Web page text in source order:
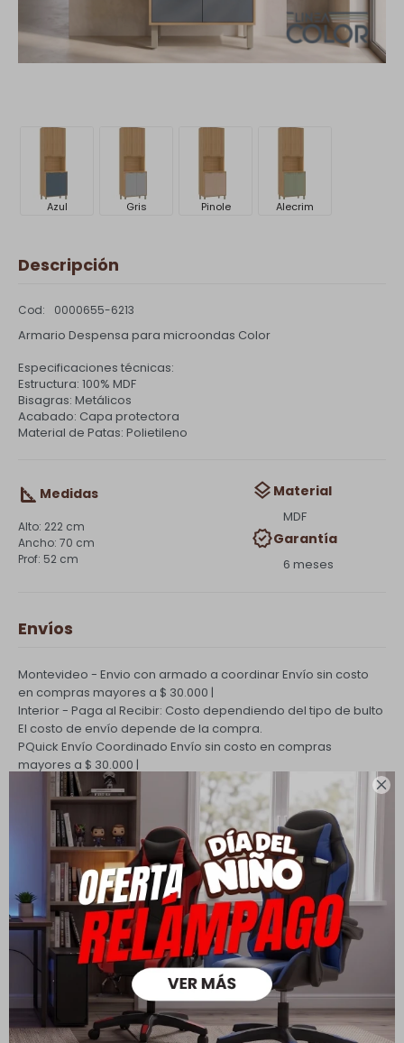

Azul Gris Pinole Alecrim
Descripción
0000655-6213
Armario Despensa para microondas Color
Especificaciones técnicas:
Estructura: 100% MDF
Bisagras: Metálicos
Acabado: Capa protectora
Material de Patas: Polietileno
Medidas
222 cm
70 cm
52 cm
Material
MDF
Garantía
6 meses
Envíos
Montevideo - Envio con armado a coordinarEnvío sin costo
en compras mayores a $ 30.000 |
Interior - Paga al Recibir: Costo dependiendo del tipo de bulto
El costo de envío depende de la compra.
PQuick Envío Coordinado Envío sin costo en compras
mayores a $ 30.000 |
Cambios y Devoluciones
Todas las compras realizadas tienen un plazo de 5 días para
su cambio.
Ver mas
Medios de pago